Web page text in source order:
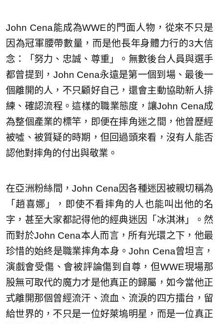
John Cena能成為WWE的門面人物，從來不只是
因為冠軍腰帶數量，而是他長年身體力行的3大信
念：「努力、忠誠、尊重」。無數後台人員與選手
都曾提到，John Cena永遠是第一個到場、最後一
個離開的人，不只顧好自己，還會主動協助新人排
練、確認流程。這樣的職業態度，讓John Cena成
為整個產業的標竿，即便在摔角迷之間，他曾歷經
被噓、被質疑的時期，但回過頭來看，沒有人能否
認他對摔角的付出與敬業。
在亞洲粉絲間，John Cena因各種迷因被親切稱為
「趙喜娜」，即使不看摔角的人也能叫出他的名
字，甚至大家都記得他的經典迷因「冰淇淋」。然
而對於John Cena本人而言，所有光環之下，他最
珍惜的始終是職業摔角本身。John Cena曾坦言，
演戲會受傷、會被評論傷到自尊，但WWE現場那
股無可取代的魔力才是他真正的歸屬，如今當他正
式離開那個曾經流汗、流血、流淚的四方擂台，留
給世界的，不只是一位好萊塢明星，而是一位真正